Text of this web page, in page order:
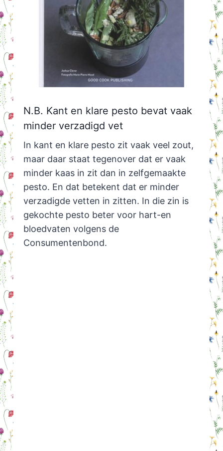
N.B. Kant en klare pesto bevat vaak
minder verzadigd vet
In kant en klare pesto zit vaak veel zout,
maar daar staat tegenover dat er vaak
minder kaas in zit dan in zelfgemaakte
pesto. En dat betekent dat er minder
verzadigde vetten in zitten. In die zin is
gekochte pesto beter voor hart-en
bloedvaten volgens de
Consumentenbond.